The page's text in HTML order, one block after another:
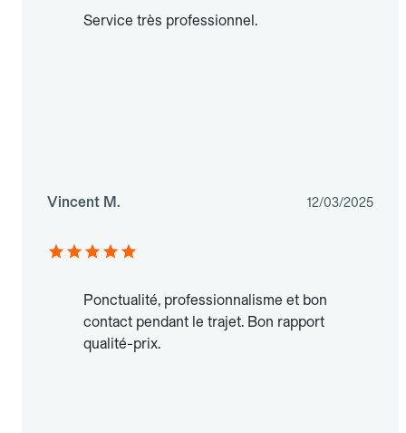
Service très professionnel.
Vincent M. 12/03/2025
Ponctualité, professionnalisme et bon
contact pendant le trajet. Bon rapport
qualité-prix.